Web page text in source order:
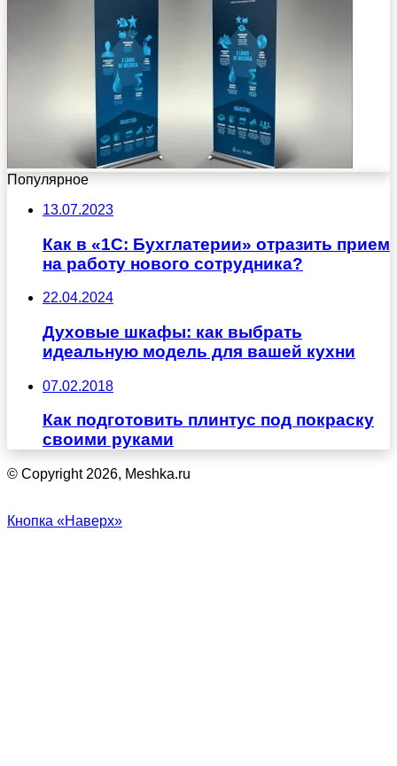
Популярное
13.07.2023
Как в «1С: Бухглатерии» отразить прием
на работу нового сотрудника?
22.04.2024
Духовые шкафы: как выбрать
идеальную модель для вашей кухни
07.02.2018
Как подготовить плинтус под покраску
своими руками
© Copyright 2026, Meshka.ru
Кнопка «Наверх»